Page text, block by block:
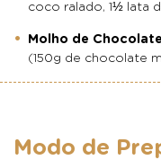
coco ralado, 1½ lata
Molho de Chocolate
(150g de chocolate
Modo de